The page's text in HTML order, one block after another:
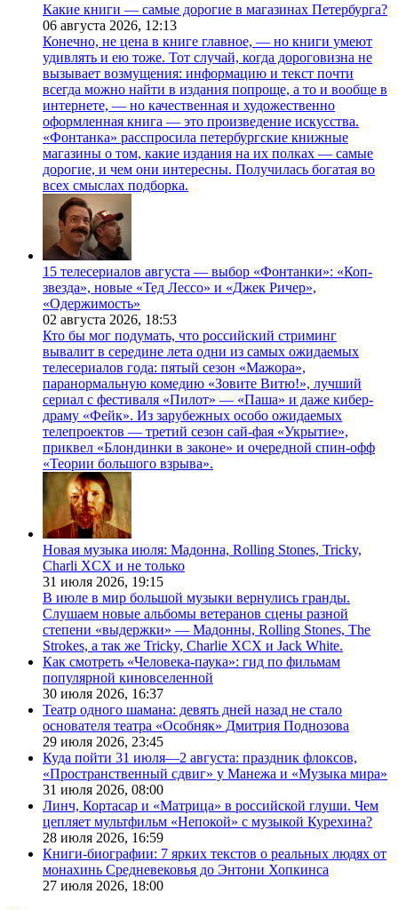
Какие книги — самые дорогие в магазинах Петербурга?
06 августа 2026, 12:13
Конечно, не цена в книге главное, — но книги умеют
удивлять и ею тоже. Тот случай, когда дороговизна не
вызывает возмущения: информацию и текст почти
всегда можно найти в издания попроще, а то и вообще в
интернете, — но качественная и художественно
оформленная книга — это произведение искусства.
«Фонтанка» расспросила петербургские книжные
магазины о том, какие издания на их полках — самые
дорогие, и чем они интересны. Получилась богатая во
всех смыслах подборка.
15 телесериалов августа — выбор «Фонтанки»: «Коп-
звезда», новые «Тед Лессо» и «Джек Ричер»,
«Одержимость»
02 августа 2026, 18:53
Кто бы мог подумать, что российский стриминг
вывалит в середине лета одни из самых ожидаемых
телесериалов года: пятый сезон «Мажора»,
паранормальную комедию «Зовите Витю!», лучший
сериал с фестиваля «Пилот» — «Паша» и даже кибер-
драму «Фейк». Из зарубежных особо ожидаемых
телепроектов — третий сезон сай-фая «Укрытие»,
приквел «Блондинки в законе» и очередной спин-офф
«Теории большого взрыва».
Новая музыка июля: Мадонна, Rolling Stones, Tricky,
Charli XCX и не только
31 июля 2026, 19:15
В июле в мир большой музыки вернулись гранды.
Слушаем новые альбомы ветеранов сцены разной
степени «выдержки» — Мадонны, Rolling Stones, The
Strokes, а так же Tricky, Charlie XCX и Jack White.
Как смотреть «Человека-паука»: гид по фильмам
популярной киновселенной
30 июля 2026, 16:37
Театр одного шамана: девять дней назад не стало
основателя театра «Особняк» Дмитрия Поднозова
29 июля 2026, 23:45
Куда пойти 31 июля—2 августа: праздник флоксов,
«Пространственный сдвиг» у Манежа и «Музыка мира»
31 июля 2026, 08:00
Линч, Кортасар и «Матрица» в российской глуши. Чем
цепляет мультфильм «Непокой» с музыкой Курехина?
28 июля 2026, 16:59
Книги-биографии: 7 ярких текстов о реальных людях от
монахинь Средневековья до Энтони Хопкинса
27 июля 2026, 18:00